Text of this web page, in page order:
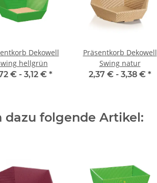
Dekowell
hellgrün
€ - 3,12 € *
Präsentkorb Dekowell
Swing natur
2,37 € - 3,38 € *
dazu folgende Artikel: